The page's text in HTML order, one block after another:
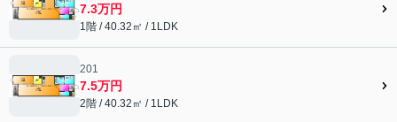
7.3万円
1階 / 40.32㎡ / 1LDK
201
7.5万円
2階 / 40.32㎡ / 1LDK